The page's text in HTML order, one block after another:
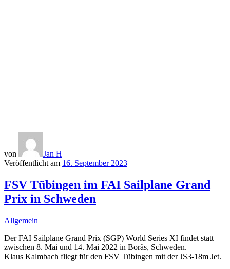
von
Jan H
Veröffentlicht am 16. September 2023
FSV Tübingen im FAI Sailplane Grand
Prix in Schweden
Allgemein
Der FAI Sailplane Grand Prix (SGP) World Series XI findet statt
zwischen 8. Mai und 14. Mai 2022 in Borås, Schweden.
Klaus Kalmbach fliegt für den FSV Tübingen mit der JS3-18m Jet.